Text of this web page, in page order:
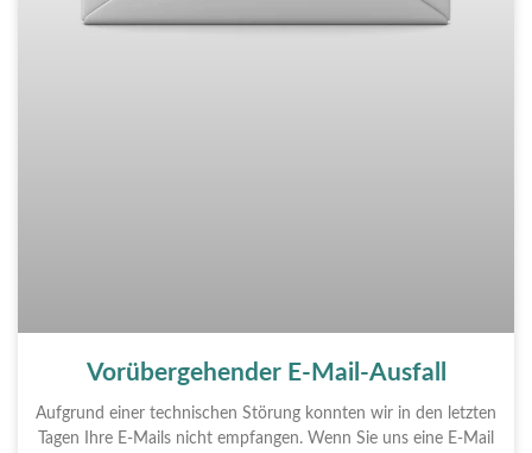
Vorübergehender E-Mail-Ausfall
Aufgrund einer technischen Störung konnten wir in den letzten
Tagen Ihre E-Mails nicht empfangen. Wenn Sie uns eine E-Mail